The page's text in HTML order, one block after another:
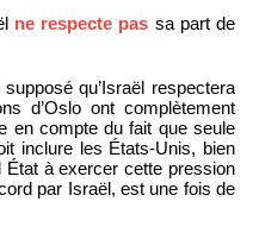
ne respecte pas sa part de
qu’Israël respectera
d’Oslo ont complètement
en compte du fait que seule
inclure les États-Unis, bien
État à exercer cette pression
par Israël, est une fois de